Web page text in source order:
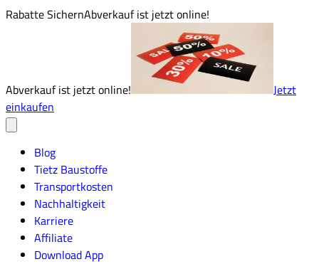
Rabatte SichernAbverkauf ist jetzt online!
Abverkauf ist jetzt online!
Jetzt
einkaufen
Blog
Tietz Baustoffe
Transportkosten
Nachhaltigkeit
Karriere
Affiliate
Download App